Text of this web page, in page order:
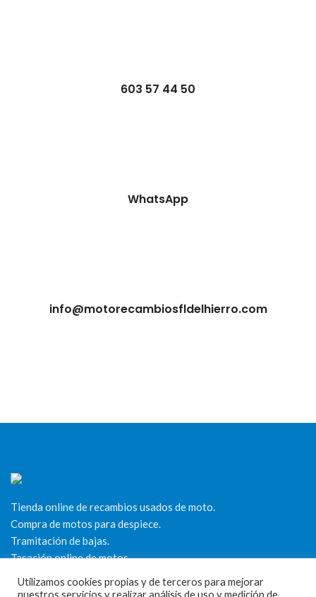
603 57 44 50
WhatsApp
info@motorecambiosfldelhierro.com
Tienda online de recambios usados de moto.
Compra de motos para despiece.
Tramitación de bajas.
Tasación online de motos.
Centro CATV Autorizado
Utilizamos cookies propias y de terceros para mejorar
nuestros servicios y realizar análisis de uso y medición de